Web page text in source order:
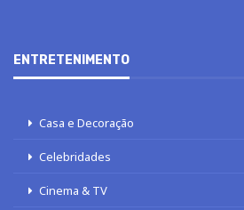
ENTRETENIMENTO
Casa e Decoração
Celebridades
Cinema & TV